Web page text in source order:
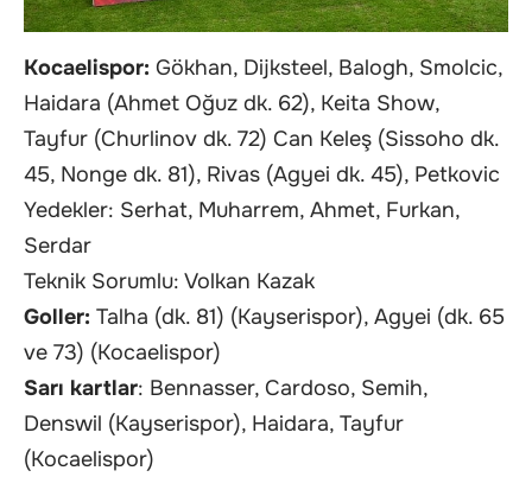
Kocaelispor: Gökhan, Dijksteel, Balogh, Smolcic,
Haidara (Ahmet Oğuz dk. 62), Keita Show,
Tayfur (Churlinov dk. 72) Can Keleş (Sissoho dk.
45, Nonge dk. 81), Rivas (Agyei dk. 45), Petkovic
Yedekler: Serhat, Muharrem, Ahmet, Furkan,
Serdar
Teknik Sorumlu: Volkan Kazak
Goller: Talha (dk. 81) (Kayserispor), Agyei (dk. 65
ve 73) (Kocaelispor)
Sarı kartlar: Bennasser, Cardoso, Semih,
Denswil (Kayserispor), Haidara, Tayfur
(Kocaelispor)